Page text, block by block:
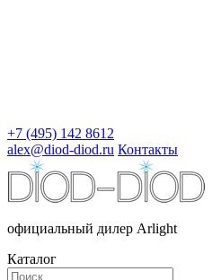
+7 (495) 142 8612
alex@diod-diod.ru Контакты
официальный дилер Arlight
Каталог